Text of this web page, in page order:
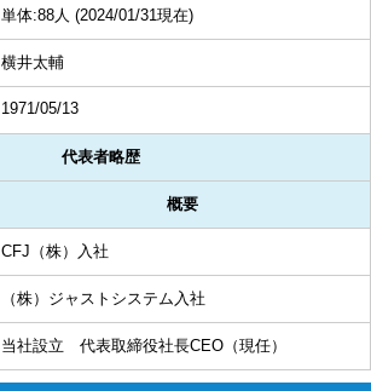
単体:88人 (2024/01/31現在)
横井太輔
1971/05/13
代表者略歴
概要
CFJ（株）入社
（株）ジャストシステム入社
当社設立 代表取締役社長CEO（現任）